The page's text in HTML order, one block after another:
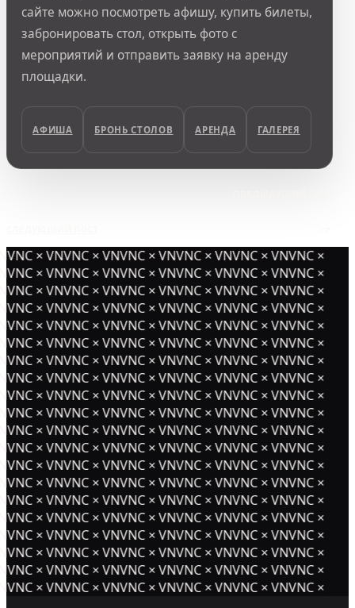
сайте можно посмотреть афишу, купить билеты,
забронировать стол, открыть фото с
мероприятий и отправить заявку на аренду
площадки.
АФИША БРОНЬ СТОЛОВ АРЕНДА ГАЛЕРЕЯ
× VNVNC × VNVNC × VNVNC × VNVNC × VNVNC ×
× VNVNC × VNVNC × VNVNC × VNVNC × VNVNC ×
× VNVNC × VNVNC × VNVNC × VNVNC × VNVNC ×
× VNVNC × VNVNC × VNVNC × VNVNC × VNVNC ×
× VNVNC × VNVNC × VNVNC × VNVNC × VNVNC ×
× VNVNC × VNVNC × VNVNC × VNVNC × VNVNC ×
× VNVNC × VNVNC × VNVNC × VNVNC × VNVNC ×
× VNVNC × VNVNC × VNVNC × VNVNC × VNVNC ×
× VNVNC × VNVNC × VNVNC × VNVNC × VNVNC ×
× VNVNC × VNVNC × VNVNC × VNVNC × VNVNC ×
× VNVNC × VNVNC × VNVNC × VNVNC × VNVNC ×
× VNVNC × VNVNC × VNVNC × VNVNC × VNVNC ×
× VNVNC × VNVNC × VNVNC × VNVNC × VNVNC ×
× VNVNC × VNVNC × VNVNC × VNVNC × VNVNC ×
× VNVNC × VNVNC × VNVNC × VNVNC × VNVNC ×
× VNVNC × VNVNC × VNVNC × VNVNC × VNVNC ×
× VNVNC × VNVNC × VNVNC × VNVNC × VNVNC ×
× VNVNC × VNVNC × VNVNC × VNVNC × VNVNC ×
× VNVNC × VNVNC × VNVNC × VNVNC × VNVNC ×
× VNVNC × VNVNC × VNVNC × VNVNC × VNVNC ×